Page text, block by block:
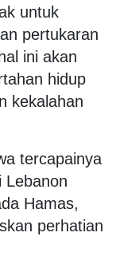
untuk
pertukaran
ini akan
hidup
kekalahan
tercapainya
Lebanon
Hamas,
perhatian